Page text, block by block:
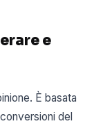
e
È basata
del